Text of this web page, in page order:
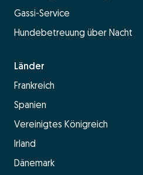
Gassi-Service
Hundebetreuung über Nacht
Länder
Frankreich
Spanien
Vereinigtes Königreich
Irland
Dänemark